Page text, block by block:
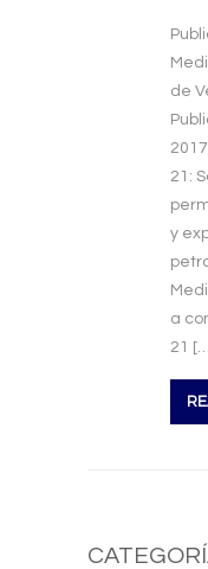
de
21:
y
a
21